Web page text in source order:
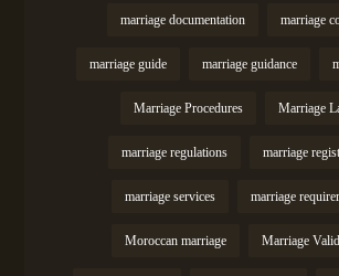
marriage
marriage documentation
marriage guidance
marriage guide
Marriage
Marriage Procedures
marriage
marriage regulations
marriage
marriage services
Marriage
Moroccan marriage